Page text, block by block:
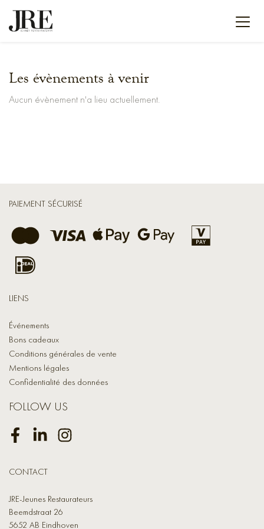
Les évènements à venir
Aucun évènement n'a lieu actuellement.
PAIEMENT SÉCURISÉ
LIENS
Événements
Bons cadeaux
Conditions générales de vente
Mentions légales
Confidentialité des données
FOLLOW US
FacebookLinkedInInstagram
CONTACT
JRE-Jeunes Restaurateurs
Beemdstraat 26
5652 AB Eindhoven